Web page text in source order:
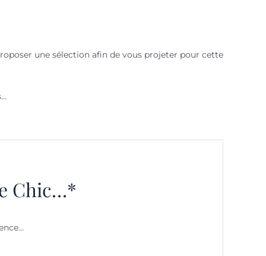
une sélection afin de vous projeter pour cette
Chic…*